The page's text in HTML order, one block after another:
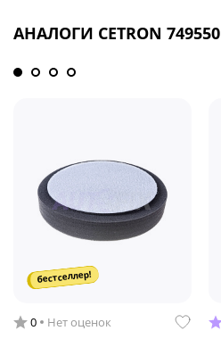
АНАЛОГИ CETRON 749550
бестселлер!
0 Нет оценок